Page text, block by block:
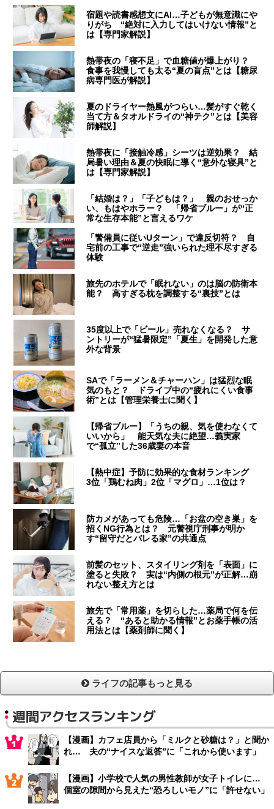
宿題や読書感想文にAI…子どもが無意識にや
りがち “絶対に入力してはいけない情報”と
は【専門家解説】
熱帯夜の「寝不足」で血糖値が爆上がり？
食事を我慢しても太る“夏の盲点”とは【糖尿
病専門医が解説】
夏のドライヤー熱風がつらい…髪がすぐ乾く
当て方＆タオルドライの“神テク”とは【美容
師解説】
熱帯夜に「接触冷感」シーツは逆効果？ 結
局暑い理由＆夏の快眠に導く“意外な寝具”と
は【専門家解説】
「結婚は？」「子どもは？」 親のおせっか
い、もはやホラー？ 「帰省ブルー」が“正
常な生存本能”と言えるワケ
「警備員に従いUターン」で違反切符？ 自
宅前の工事で“逆走”強いられた理不尽すぎる
体験
旅先のホテルで「眠れない」のは脳の防衛本
能？ 高すぎる枕を調整する“裏技”とは
35度以上で「ビール」売れなくなる？ サ
ントリーが“猛暑限定”「夏生」を開発した意
外な背景
SAで「ラーメン＆チャーハン」は猛烈な眠
気のもと？ ドライブ中の“疲れにくい食事
術”とは【管理栄養士に聞く】
【帰省ブルー】「うちの親、気を使わなくて
いいから」 能天気な夫に絶望…義実家
で“孤立”した36歳妻の本音
【熱中症】予防に効果的な食材ランキング
3位「鶏むね肉」2位「マグロ」…1位は？
防カメがあっても危険…「お盆の空き巣」を
招くNG行為とは？ 元警視庁刑事が明か
す“留守だとバレる家”の共通点
前髪のセット、スタイリング剤を「表面」に
塗ると失敗？ 実は“内側の根元”が正解…崩
れない整え方とは
旅先で「常用薬」を切らした…薬局で何を伝
える？ “あると助かる情報”とお薬手帳の活
用法とは【薬剤師に聞く】
ライフの記事もっと見る
週間アクセスランキング
【漫画】カフェ店員から「ミルクと砂糖は？」と聞か
れ… 夫の“ナイスな返答”に「これから使います」
【漫画】小学校で人気の男性教師が女子トイレに…
個室の隙間から見えた“恐ろしいモノ”に「許せない」